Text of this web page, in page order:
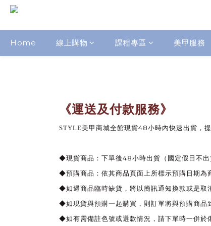
Home 線上購物 課程專區 美甲服務
《運送及付款服務》
STYLE美甲商城全館現貨48小時內快速出貨，
◆現貨商品：下單後48小時出貨（國定假日不出
◆預購商品：依其商品頁面上所標示預購日期為
◆如遇商品臨時缺貨，將以簡訊通知換款或是取
◆如現貨與預購一起購買，則訂單將與預購商品
◆如有需備註色號或選款情況，請下單時一併於